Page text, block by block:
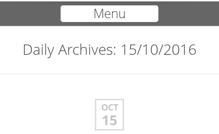
Menu
Daily Archives: 15/10/2016
OCT
15